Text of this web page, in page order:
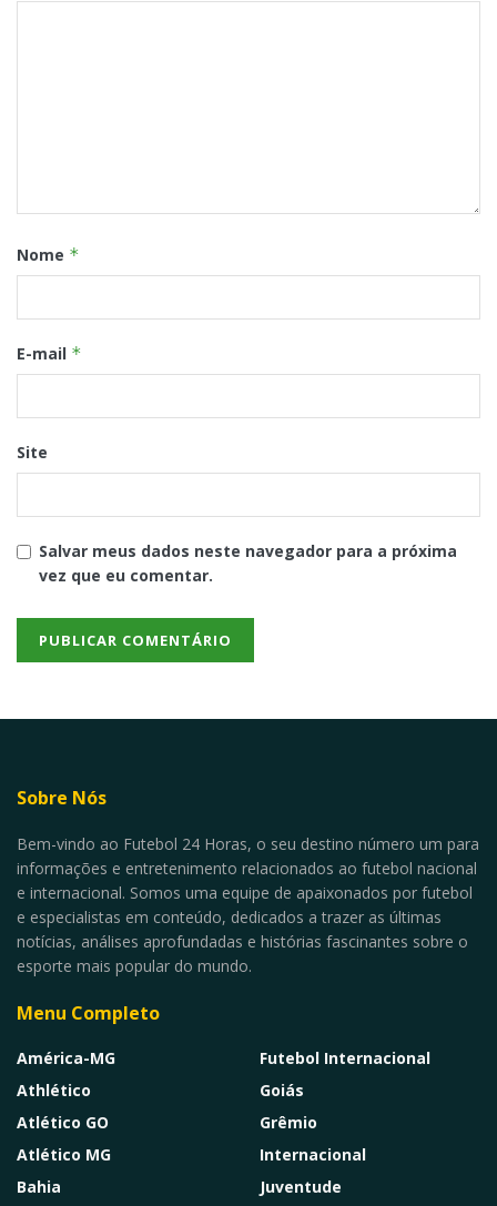
Nome *
E-mail *
Site
Salvar meus dados neste navegador para a próxima
vez que eu comentar.
Sobre Nós
Bem-vindo ao Futebol 24 Horas, o seu destino número um para
informações e entretenimento relacionados ao futebol nacional
e internacional. Somos uma equipe de apaixonados por futebol
e especialistas em conteúdo, dedicados a trazer as últimas
notícias, análises aprofundadas e histórias fascinantes sobre o
esporte mais popular do mundo.
Menu Completo
América-MG
Athlético
Atlético GO
Atlético MG
Bahia
Futebol Internacional
Goiás
Grêmio
Internacional
Juventude